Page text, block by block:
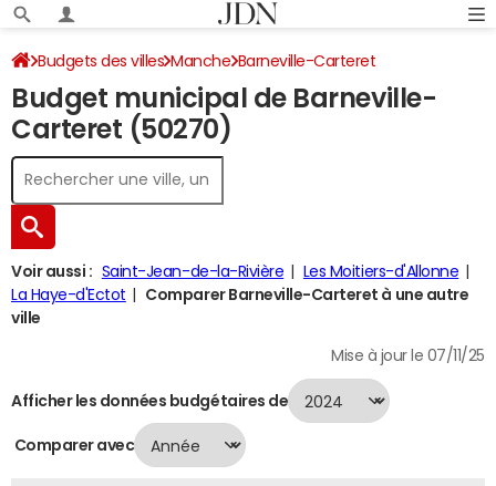
Budgets des villes Manche Barneville-Carteret
Budget 2024
Budget municipal de Barneville-
Carteret (50270)
Voir aussi : Saint-Jean-de-la-Rivière
Les Moitiers-d'Allonne
La Haye-d'Ectot
Comparer Barneville-Carteret à une autre
ville
Mise à jour le 07/11/25
Afficher les données budgétaires de
Comparer avec